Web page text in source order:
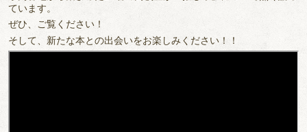
ています。
ぜひ、ご覧ください！
そして、新たな本との出会いをお楽しみください！！